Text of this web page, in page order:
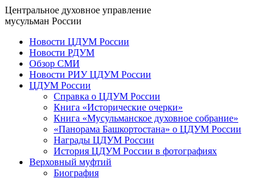
Центральное духовное управление
мусульман России
Новости ЦДУМ России
Новости РДУМ
Обзор СМИ
Новости РИУ ЦДУМ России
ЦДУМ России
Справка о ЦДУМ России
Книга «Исторические очерки»
Книга «Мусульманское духовное собрание»
«Панорама Башкортостана» о ЦДУМ России
Награды ЦДУМ России
История ЦДУМ России в фотографиях
Верховный муфтий
Биография